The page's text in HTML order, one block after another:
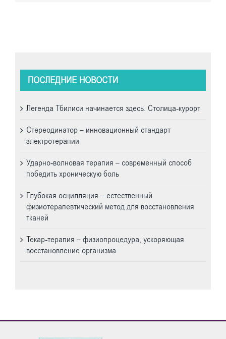
ПОСЛЕДНИЕ НОВОСТИ
Легенда Тбилиси начинается здесь. Cтолица-курорт
Стереодинатор – инновационный стандарт
электротерапии
Ударно-волновая терапия – современный способ
победить хроническую боль
Глубокая осцилляция – естественный
физиотерапевтический метод для восстановления
тканей
Текар-терапия – физиопроцедура, ускоряющая
восстановление организма